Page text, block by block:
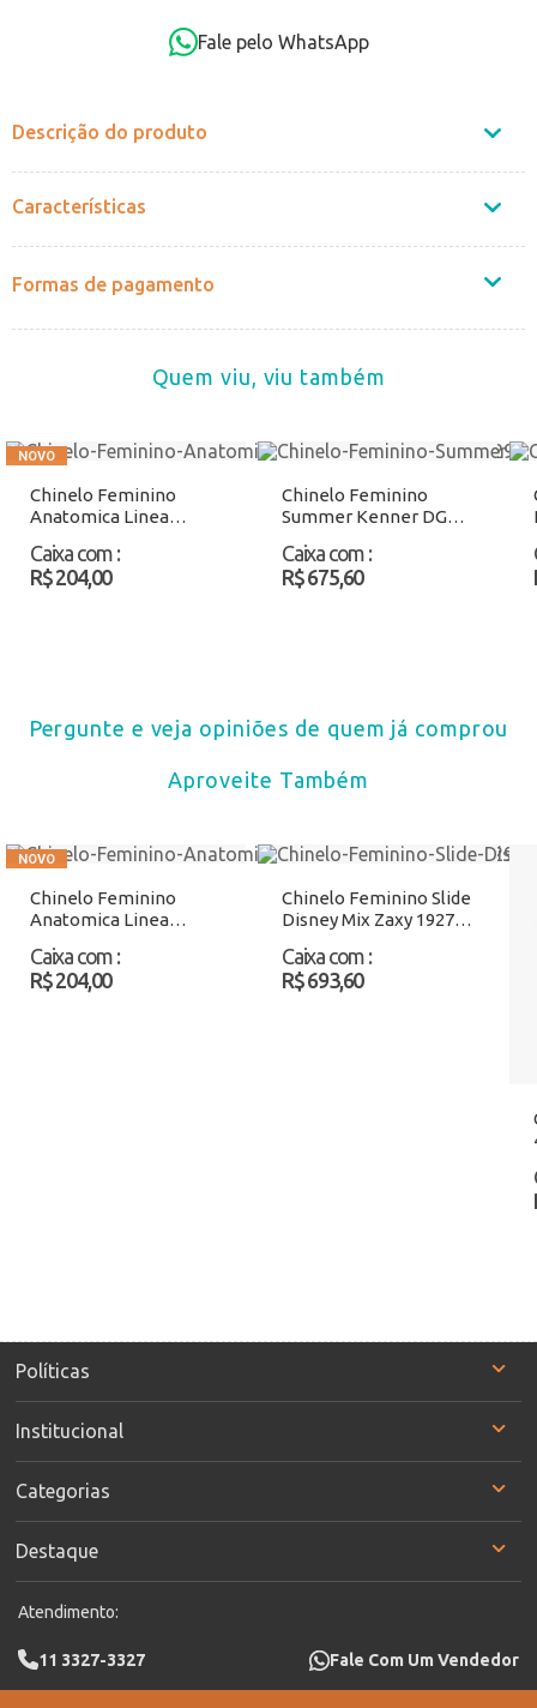
Fale pelo WhatsApp
Descrição do produto
Características
Formas de pagamento
Quem viu, viu também
Chinelo Feminino
Anatomica Linea
Atacado
Caixa com :
R$ 204,00
Chinelo Feminino
Summer Kenner DGX
Caixa com :
R$ 675,60
Pergunte e veja opiniões de quem já comprou
Aproveite Também
Chinelo Feminino
Anatomica Linea
Atacado
Caixa com :
R$ 204,00
Chinelo Feminino Slide
Disney Mix Zaxy 19271
Caixa com :
R$ 693,60
Políticas
Institucional
Categorias
Destaque
Atendimento:
11 3327-3327 Fale Com Um Vendedor